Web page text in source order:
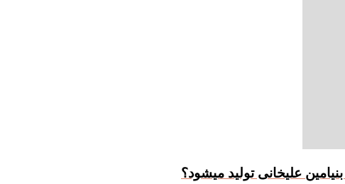
علیخانی تولید میشود؟